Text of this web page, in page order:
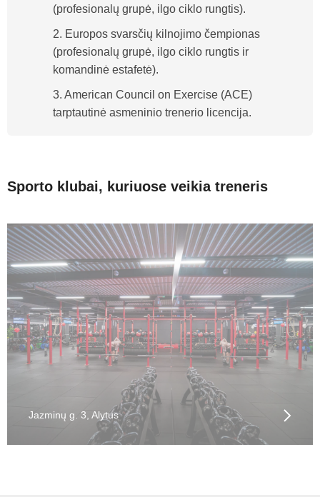
(profesionalų grupė, ilgo ciklo rungtis).
2. Europos svarsčių kilnojimo čempionas
(profesionalų grupė, ilgo ciklo rungtis ir
komandinė estafetė).
3. American Council on Exercise (ACE)
tarptautinė asmeninio trenerio licencija.
Sporto klubai, kuriuose veikia treneris
Jazminų g. 3, Alytus